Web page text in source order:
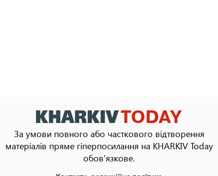
За умови повного або часткового відтворення
матеріалів пряме гіперпосилання на KHARKIV Today
обов'язкове.